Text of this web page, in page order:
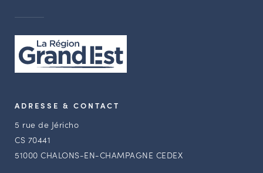
ADRESSE & CONTACT
5 rue de Jéricho
CS 70441
51000 CHALONS-EN-CHAMPAGNE CEDEX